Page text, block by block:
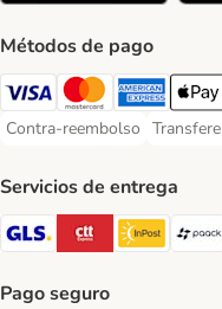
Métodos de pago
Visa Payment Method
Mastercard Payment
AmericanApple
Contra-reembolso
Contra-reembolso Payment
Servicios de entrega
GLS Shipping Method
CTTExpress
Pago seguro